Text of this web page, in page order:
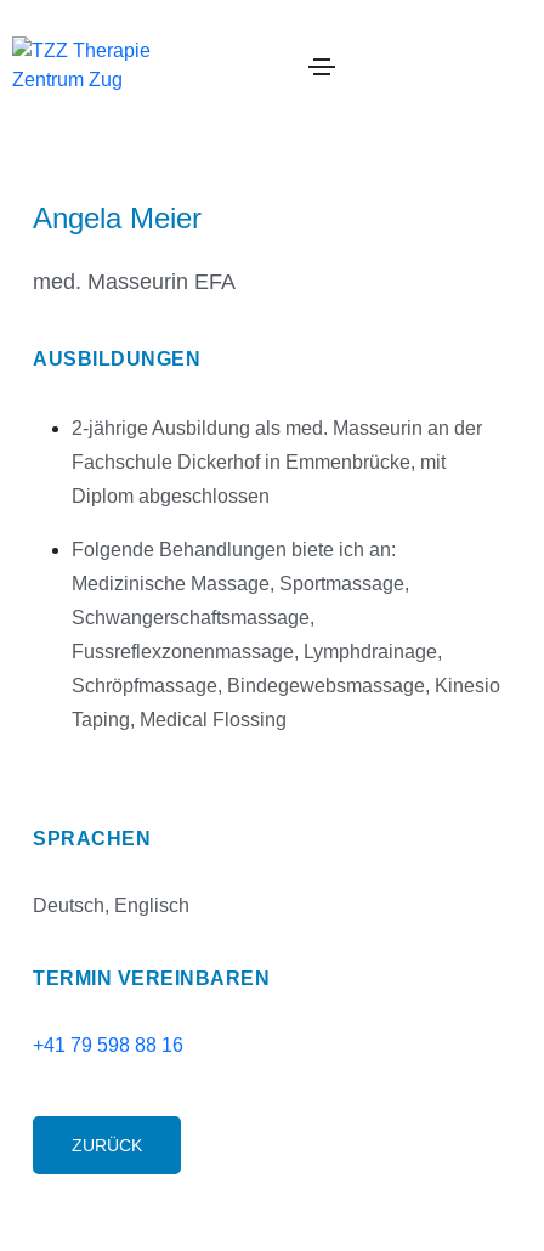
Angela Meier
med. Masseurin EFA
AUSBILDUNGEN
2-jährige Ausbildung als med. Masseurin an der
Fachschule Dickerhof in Emmenbrücke, mit
Diplom abgeschlossen
Folgende Behandlungen biete ich an:
Medizinische Massage, Sportmassage,
Schwangerschaftsmassage,
Fussreflexzonenmassage, Lymphdrainage,
Schröpfmassage, Bindegewebsmassage, Kinesio
Taping, Medical Flossing
SPRACHEN
Deutsch, Englisch
TERMIN VEREINBAREN
+41 79 598 88 16
ZURÜCK